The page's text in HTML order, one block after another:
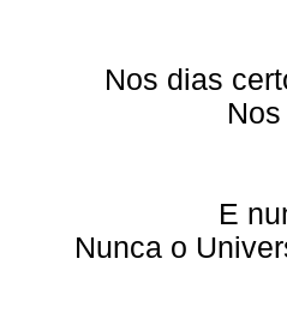
Nos dias
E
Nunca o